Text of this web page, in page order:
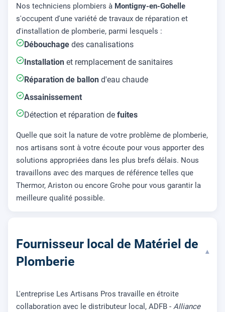
Nos techniciens plombiers à Montigny-en-Gohelle
s'occupent d'une variété de travaux de réparation et
d'installation de plomberie, parmi lesquels :
Débouchage des canalisations
Installation et remplacement de sanitaires
Réparation de ballon d'eau chaude
Assainissement
Détection et réparation de fuites
Quelle que soit la nature de votre problème de plomberie,
nos artisans sont à votre écoute pour vous apporter des
solutions appropriées dans les plus brefs délais. Nous
travaillons avec des marques de référence telles que
Thermor, Ariston ou encore Grohe pour vous garantir la
meilleure qualité possible.
Fournisseur local de Matériel de
Plomberie
▾
L'entreprise Les Artisans Pros travaille en étroite
collaboration avec le distributeur local, ADFB - Alliance